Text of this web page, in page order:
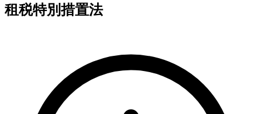
租税特別措置法